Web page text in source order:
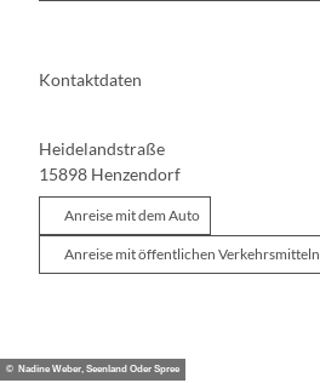
Kontaktdaten
Heidelandstraße
15898 Henzendorf
Anreise mit dem Auto
Anreise mit öffentlichen Verkehrsmitteln
© Nadine Weber, Seenland Oder Spree